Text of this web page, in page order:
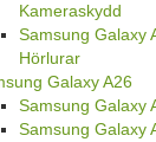
Kameraskydd
Samsung Galaxy
Hörlurar
Galaxy A26
Samsung Galaxy
Samsung Galaxy